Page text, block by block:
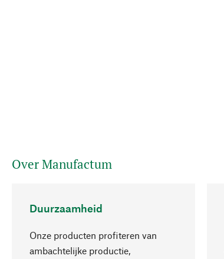
Over Manufactum
Duurzaamheid
Onze producten profiteren van
ambachtelijke productie,